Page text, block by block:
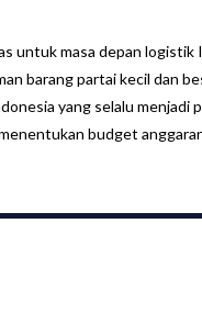
untuk masa depan logistik
barang partai kecil dan
yang selalu menjadi
budget